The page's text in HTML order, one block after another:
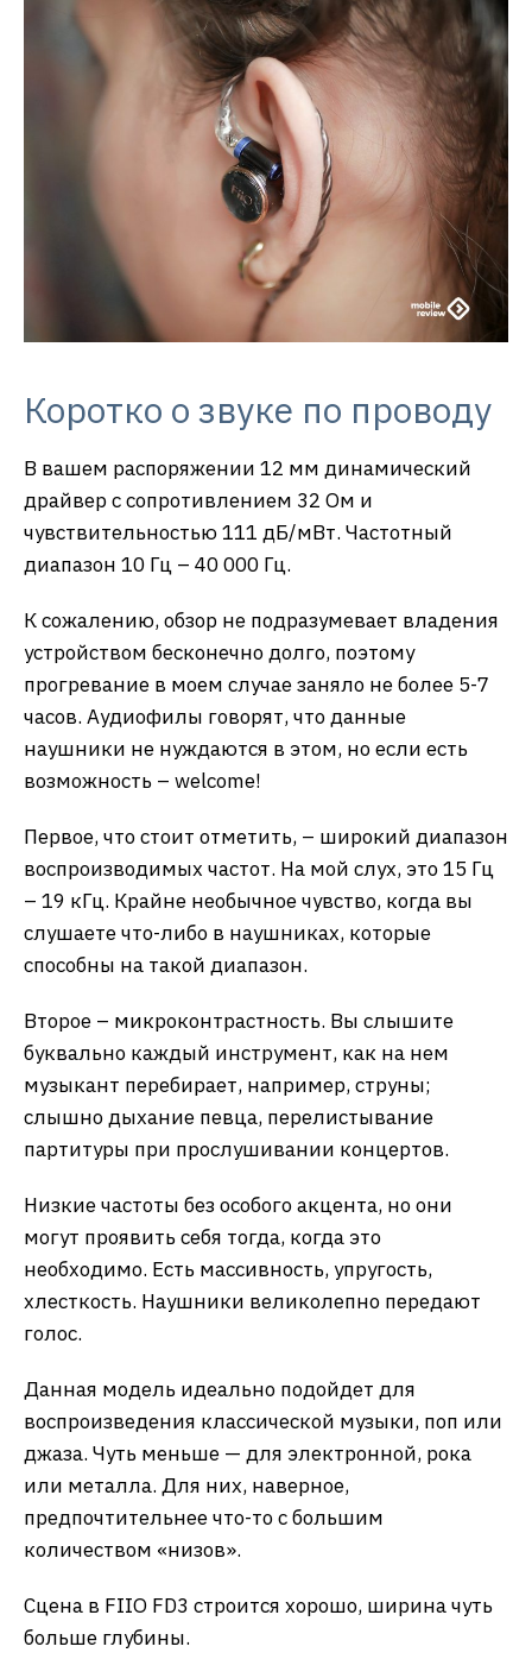
Коротко о звуке по проводу
В вашем распоряжении 12 мм динамический
драйвер с сопротивлением 32 Ом и
чувствительностью 111 дБ/мВт. Частотный
диапазон 10 Гц – 40 000 Гц.
К сожалению, обзор не подразумевает владения
устройством бесконечно долго, поэтому
прогревание в моем случае заняло не более 5-7
часов. Аудиофилы говорят, что данные
наушники не нуждаются в этом, но если есть
возможность – welcome!
Первое, что стоит отметить, – широкий диапазон
воспроизводимых частот. На мой слух, это 15 Гц
– 19 кГц. Крайне необычное чувство, когда вы
слушаете что-либо в наушниках, которые
способны на такой диапазон.
Второе – микроконтрастность. Вы слышите
буквально каждый инструмент, как на нем
музыкант перебирает, например, струны;
слышно дыхание певца, перелистывание
партитуры при прослушивании концертов.
Низкие частоты без особого акцента, но они
могут проявить себя тогда, когда это
необходимо. Есть массивность, упругость,
хлесткость. Наушники великолепно передают
голос.
Данная модель идеально подойдет для
воспроизведения классической музыки, поп или
джаза. Чуть меньше — для электронной, рока
или металла. Для них, наверное,
предпочтительнее что-то с большим
количеством «низов».
Сцена в FIIO FD3 строится хорошо, ширина чуть
больше глубины.